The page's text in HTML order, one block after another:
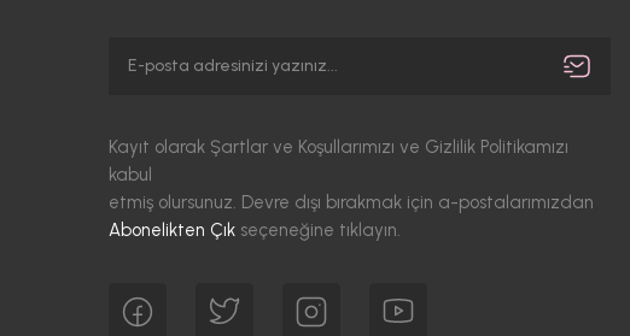
Kayıt olarak Şartlar ve Koşullarımızı ve Gizlilik Politikamızı
kabul
etmiş olursunuz. Devre dışı bırakmak için a-postalarımızdan
Abonelikten Çık seçeneğine tıklayın.